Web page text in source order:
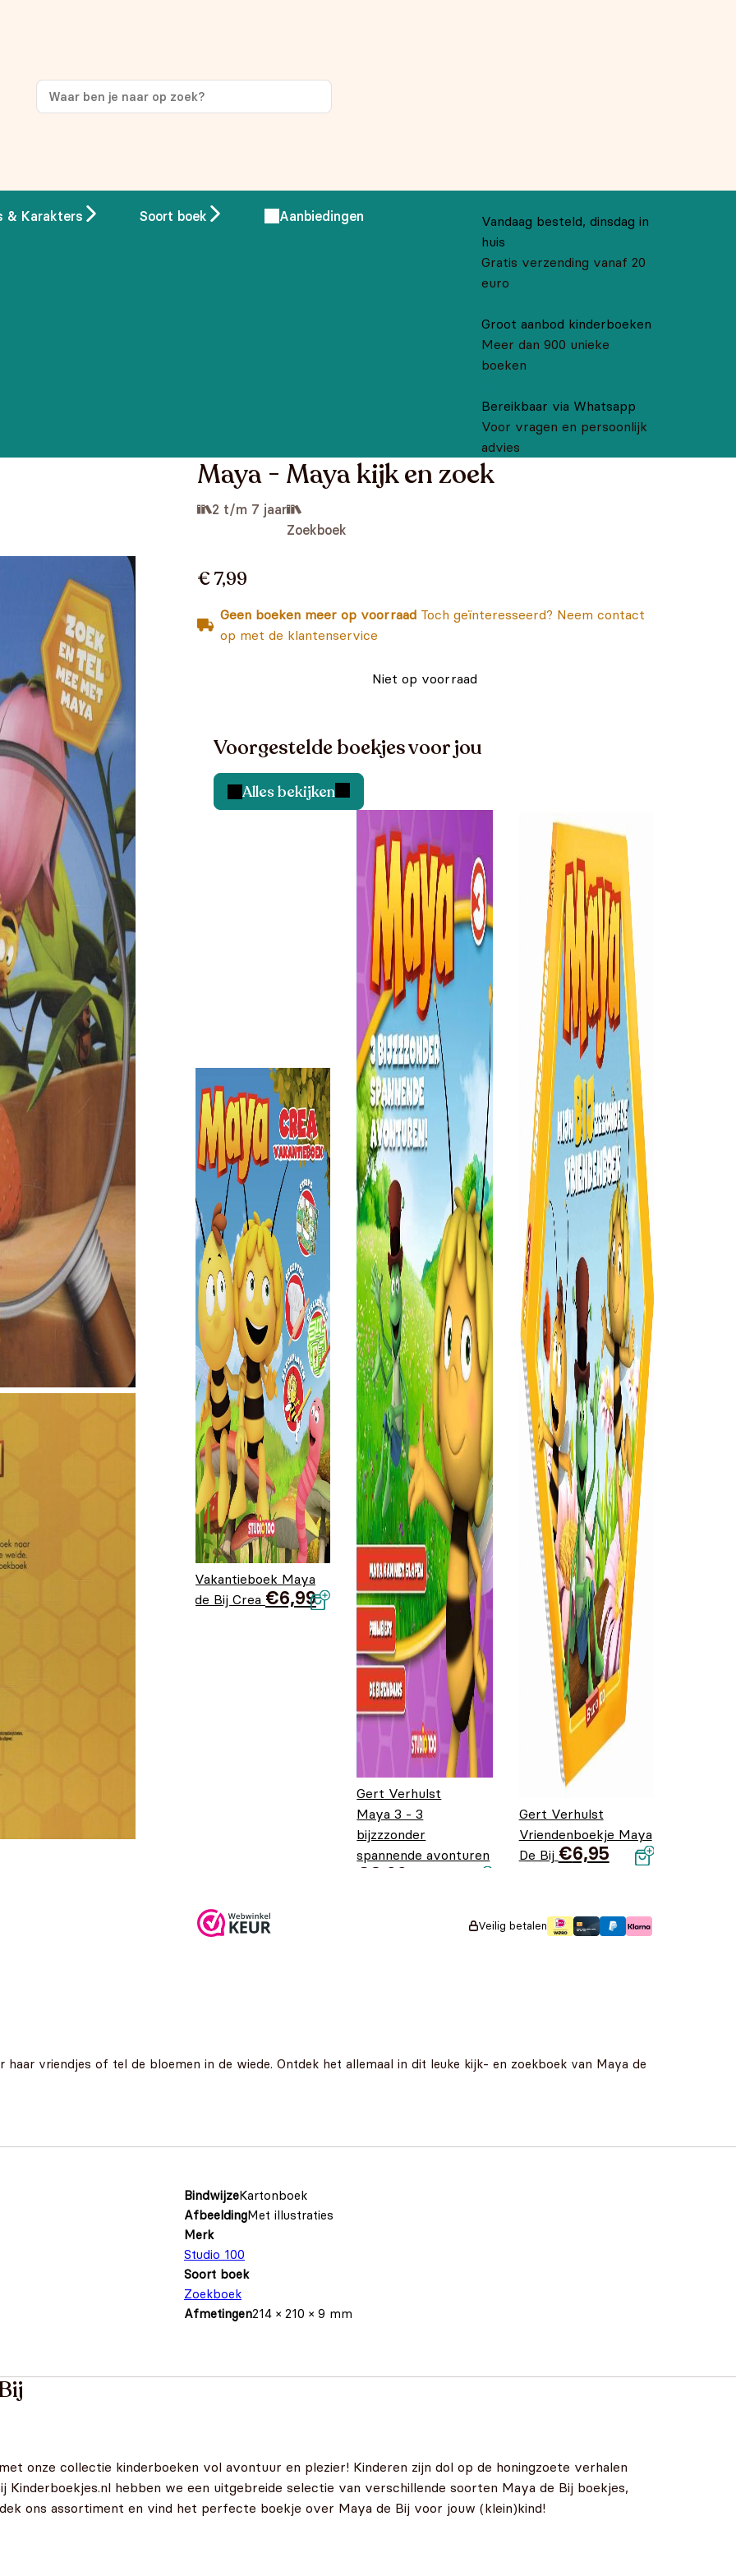
& Karakters Soort boek Aanbiedingen
Vandaag besteld, dinsdag in
huis
Gratis verzending vanaf 20
euro
Groot aanbod kinderboeken
Meer dan 900 unieke
boeken
Bereikbaar via Whatsapp
Voor vragen en persoonlijk
advies
Maya - Maya kijk en zoek
2 t/m 7 jaar
Zoekboek
€ 7,99
Geen boeken meer op voorraad Toch geïnteresseerd? Neem contact
op met de klantenservice
Niet op voorraad
Voorgestelde boekjes voor jou
Alles bekijken
Vakantieboek Maya
de Bij Crea €6,99
Gert Verhulst
Maya 3 - 3
bijzzzonder
spannende avonturen
€ 8,99
Gert Verhulst
Vriendenboekje Maya
De Bij €6,95
Veilig betalen
haar vriendjes of tel de bloemen in de wiede. Ontdek het allemaal in dit leuke kijk- en zoekboek van Maya de
BindwijzeKartonboek
AfbeeldingMet illustraties
Merk
Studio 100
Soort boek
Zoekboek
Afmetingen214 × 210 × 9 mm
onze collectie kinderboeken vol avontuur en plezier! Kinderen zijn dol op de honingzoete verhalen
Kinderboekjes.nl hebben we een uitgebreide selectie van verschillende soorten Maya de Bij boekjes,
ons assortiment en vind het perfecte boekje over Maya de Bij voor jouw (klein)kind!
op je eerste aankoop!